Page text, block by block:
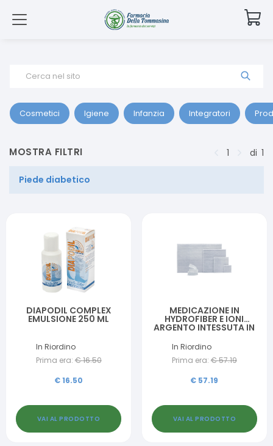
Cerca nel sito
Cosmetici Igiene Infanzia Integratori
MOSTRA FILTRI 1 di 1
Piede diabetico
DIAPODIL COMPLEX
EMULSIONE 250 ML
In Riordino
Prima era: €16.50
€16.50
VAI AL PRODOTTO
MEDICAZIONE IN
HYDROFIBER E IONI
ARGENTO INTESSUTA IN
EXTRA 5X5CM 10 PEZZI
In Riordino
Prima era: €57.19
€ 57.19
VAI AL PRODOTTO